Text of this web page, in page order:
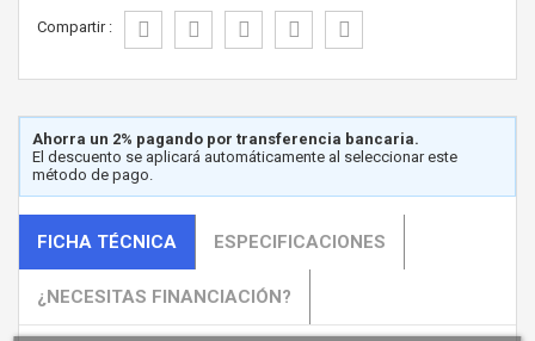
Compartir :
Ahorra un 2% pagando por transferencia bancaria.
El descuento se aplicará automáticamente al seleccionar este
método de pago.
FICHA TÉCNICA ESPECIFICACIONES
¿NECESITAS FINANCIACIÓN?